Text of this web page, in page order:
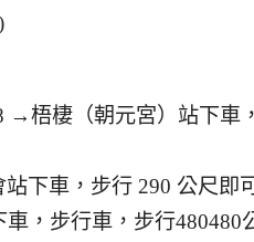
→梧棲（朝元宮）站下車
下車，步行 290 公尺即
，步行車，步行480480